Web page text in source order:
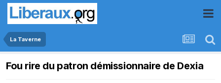
La Taverne
Fou rire du patron démissionnaire de Dexia